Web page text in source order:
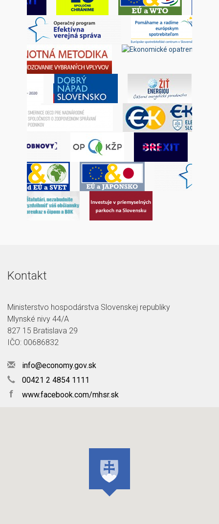
Kontakt
Ministerstvo hospodárstva Slovenskej republiky
Mlynské nivy 44/A
827 15 Bratislava 29
IČO: 00686832
info@economy.gov.sk
00421 2 4854 1111
f www.facebook.com/mhsr.sk